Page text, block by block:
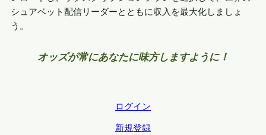
シュアベット配信リーダーとともに収入を最大化しましょ
う。
オッズが常にあなたに味方しますように！
ログイン
新規登録